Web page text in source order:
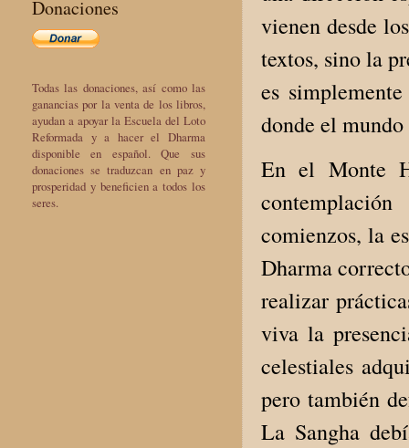
vienen desde
textos, sino la
es
donde el mundo
En el Monte
comienzos, la
Dharma
realizar
viva la
celestiales
pero también
La Sangha
Donaciones
Todas las donaciones, así como las
ganancias por la venta de los libros,
ayudan a apoyar la Escuela del Loto
Reformada y a hacer el Dharma
disponible en español. Que sus
donaciones se traduzcan en paz y
prosperidad y beneficien a todos los
seres.